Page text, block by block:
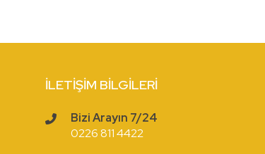
İLETIŞIM BİLGILERI
Bizi Arayın 7/24
0226 811 4422